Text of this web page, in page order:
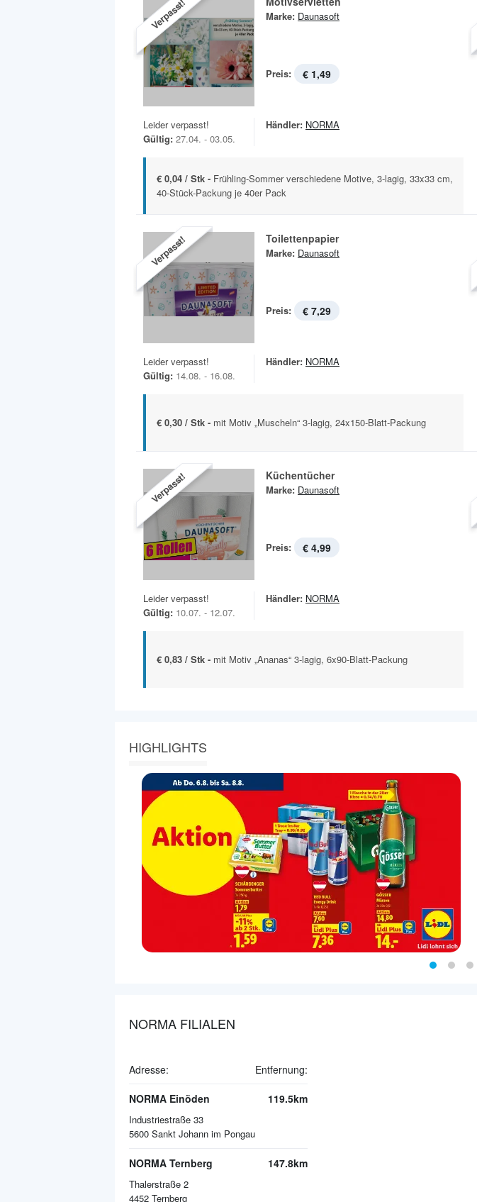
Verpasst! Marke: Daunasoft
Preis: € 1,49
Leider verpasst!
Gültig: 27.04. - 03.05.
Händler: NORMA
€ 0,04 / Stk - Frühling-Sommer verschiedene Motive, 3-lagig, 33x33 cm,
40-Stück-Packung je 40er Pack
Verpasst! Toilettenpapier
Marke: Daunasoft
Preis: € 7,29
Leider verpasst!
Gültig: 14.08. - 16.08.
Händler: NORMA
€ 0,30 / Stk - mit Motiv „Muscheln“ 3-lagig, 24x150-Blatt-Packung
Verpasst! Küchentücher
Marke: Daunasoft
Preis: € 4,99
Leider verpasst!
Gültig: 10.07. - 12.07.
Händler: NORMA
€ 0,83 / Stk - mit Motiv „Ananas“ 3-lagig, 6x90-Blatt-Packung
HIGHLIGHTS
NORMA FILIALEN
Adresse: Entfernung:
NORMA Einöden
Industriestraße 33
5600 Sankt Johann im Pongau
119.5km
NORMA Ternberg
Thalerstraße 2
4452 Ternberg
147.8km